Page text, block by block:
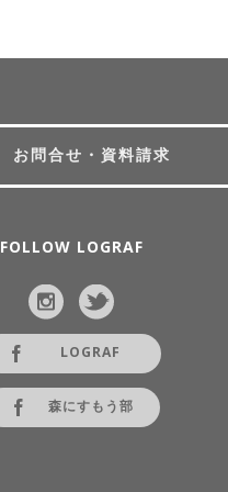
お問合せ・資料請求
FOLLOW LOGRAF
LOGRAF
森にすもう部